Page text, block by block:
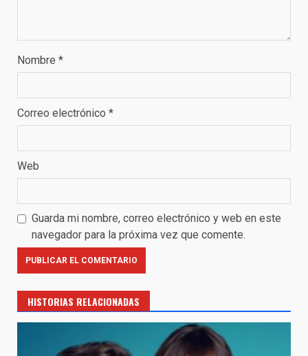
Nombre *
Correo electrónico *
Web
Guarda mi nombre, correo electrónico y web en este
navegador para la próxima vez que comente.
HISTORIAS RELACIONADAS